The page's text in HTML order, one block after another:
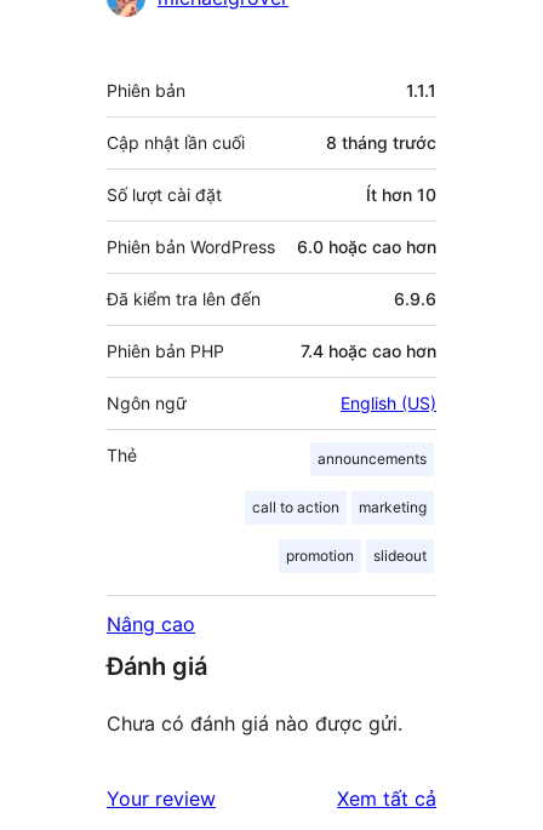
góp
Meta
Phiên bản 1.1.1
Cập nhật lần cuối 8 tháng trước
Số lượt cài đặt Ít hơn 10
Phiên bản WordPress 6.0 hoặc cao hơn
Đã kiểm tra lên đến 6.9.6
Phiên bản PHP 7.4 hoặc cao hơn
Ngôn ngữ English (US)
Thẻ announcements
call to action marketing
promotion slideout
Nâng cao
Đánh giá
Chưa có đánh giá nào được gửi.
Your review Xem tất cả